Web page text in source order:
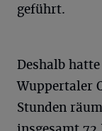
geführt.
Deshalb
Wuppertaler
Stunden